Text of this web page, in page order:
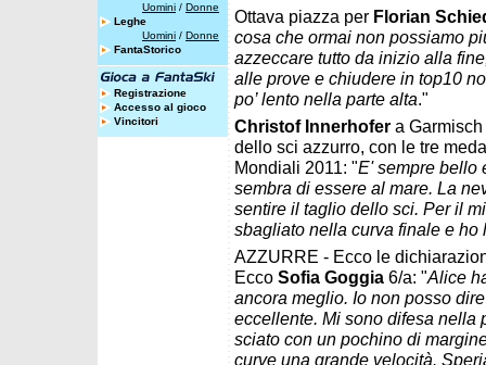
Uomini / Donne
Leghe
Uomini / Donne
FantaStorico
Registrazione
Accesso al gioco
Vincitori
Ottava piazza per Florian
cosa che ormai non possiamo
azzeccare tutto da inizio alla
alle prove e chiudere in top10
po’ lento nella parte alta."
Christof Innerhofer a
dello sci azzurro, con le tre
Mondiali 2011: "E' sempre bello
sembra di essere al mare. La
sentire il taglio dello sci. Per il
sbagliato nella curva finale e
AZZURRE - Ecco le
Ecco Sofia Goggia 6/a: "Alice
ancora meglio. Io non posso
eccellente. Mi sono difesa nella
sciato con un pochino di
curve una grande velocità.